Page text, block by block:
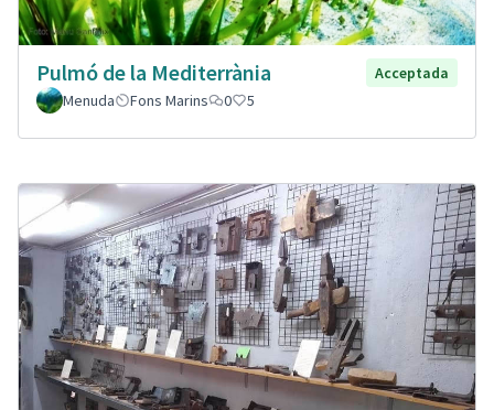
Pulmó de la Mediterrània
Acceptada
Menuda
Fons Marins 0 5